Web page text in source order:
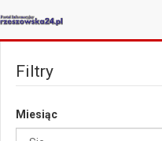
JESTEŚ TUTAJ:
Filtry
Miesiąc